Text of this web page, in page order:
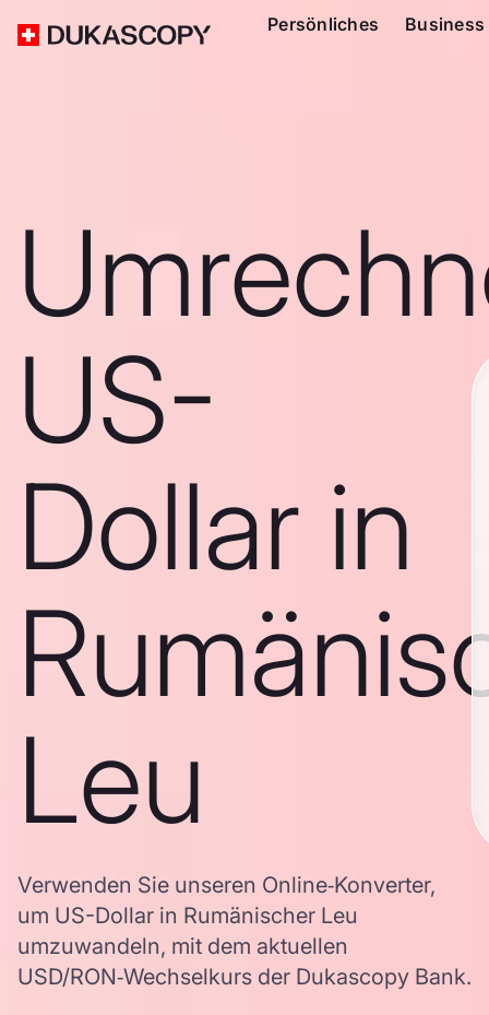
Persönliches Business
US-
Dollar in
Leu
Verwenden Sie unseren Online‑Konverter,
um US-Dollar in Rumänischer Leu
umzuwandeln, mit dem aktuellen
USD/RON‑Wechselkurs der Dukascopy Bank.